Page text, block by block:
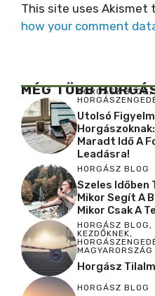
This site uses Akismet
how your comment
MÉG TÖBBHORGÁSZ BLOG,
Utolsó
Maradt Idő A
Leadásra!
HORGÁSZ BLOG
Szeles Időben
Mikor Segít A
Mikor Csak A
HORGÁSZ BLOG ,
KEZDŐKNEK,
Horgász
HORGÁSZ BLOG